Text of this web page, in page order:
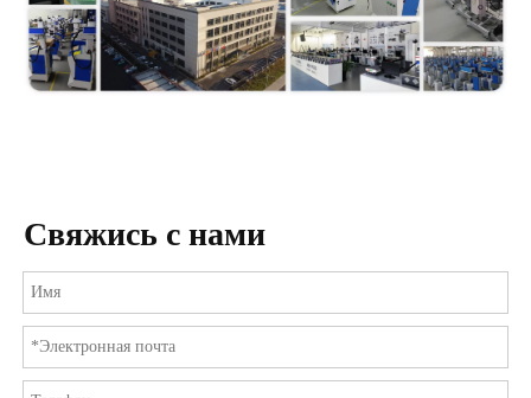
Свяжись с нами